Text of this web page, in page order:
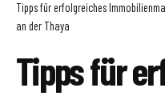
Tipps für erfolgreiches
an der Thaya
Tipps für